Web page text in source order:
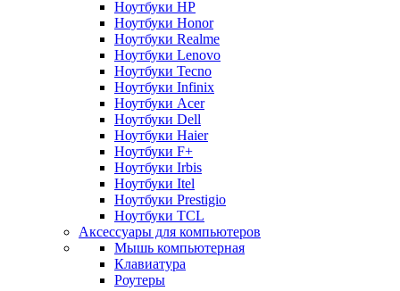
Ноутбуки HP
Ноутбуки Honor
Ноутбуки Realme
Ноутбуки Lenovo
Ноутбуки Tecno
Ноутбуки Infinix
Ноутбуки Acer
Ноутбуки Dell
Ноутбуки Haier
Ноутбуки F+
Ноутбуки Irbis
Ноутбуки Itel
Ноутбуки Prestigio
Ноутбуки TCL
Аксессуары для компьютеров
Мышь компьютерная
Клавиатура
Роутеры